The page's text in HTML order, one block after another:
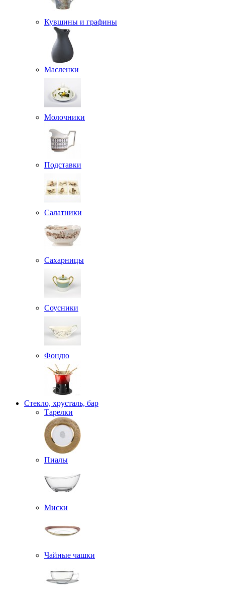
Кувшины и графины
Масленки
Молочники
Подставки
Салатники
Сахарницы
Соусники
Фондю
Стекло, хрусталь, бар
Тарелки
Пиалы
Миски
Чайные чашки